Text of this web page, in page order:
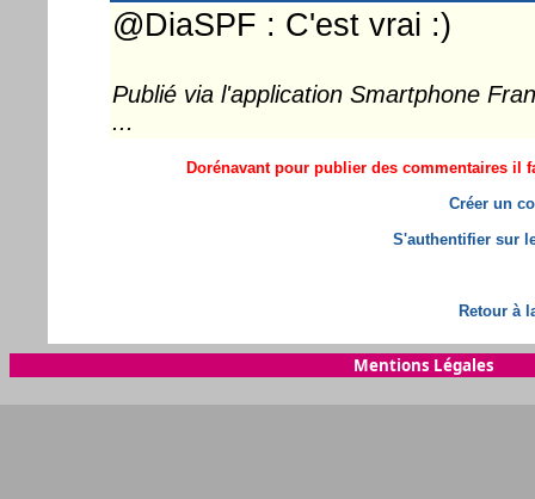
@DiaSPF : C'est vrai :)
Publié via l'application Smartphone
...
Dorénavant pour publier des commentaires il
Créer un
S'authentifier sur
Retour à
Mentions Légales